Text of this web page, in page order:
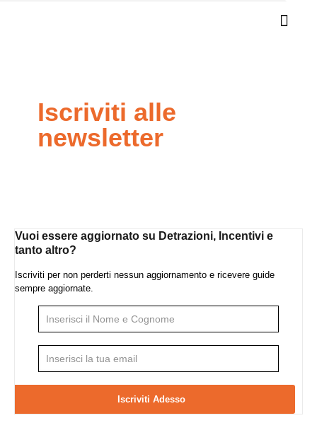
Iscriviti alle
newsletter
Vuoi essere aggiornato su Detrazioni, Incentivi e
tanto altro?
Iscriviti per non perderti nessun aggiornamento e ricevere guide
sempre aggiornate.